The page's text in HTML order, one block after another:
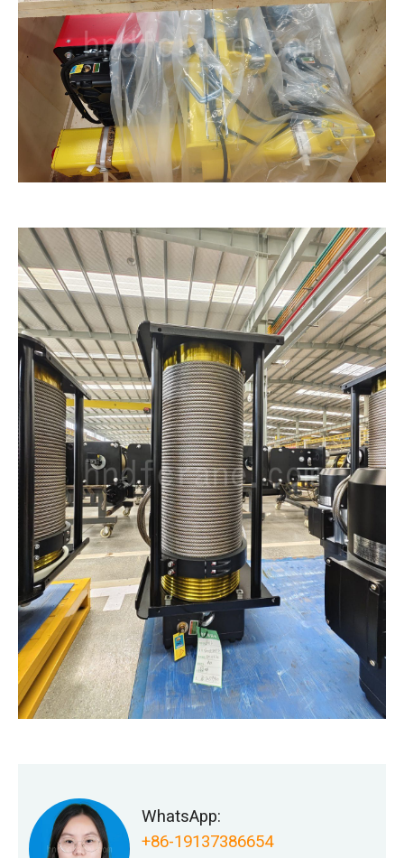
WhatsApp:
+86-19137386654